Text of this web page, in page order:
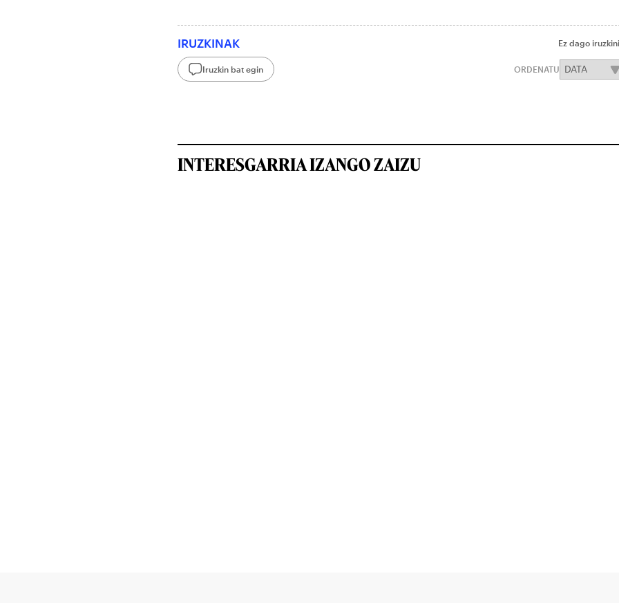
IRUZKINAK Ez dago
Iruzkin bat egin ORDENATU
INTERESGARRIA IZANGO ZAIZU